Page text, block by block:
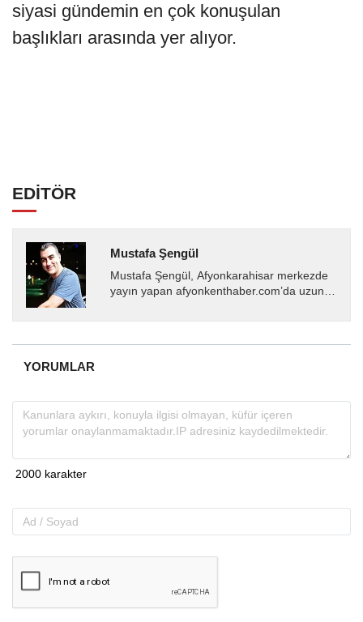
siyasi gündemin en çok konuşulan
başlıkları arasında yer alıyor.
EDİTÖR
Mustafa Şengül
Mustafa Şengül, Afyonkarahisar merkezde
yayın yapan afyonkenthaber.com’da uzun
almakta, haber akışı...
YORUMLAR